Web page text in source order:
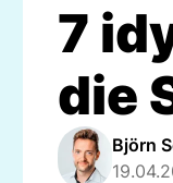
7
die
Björn